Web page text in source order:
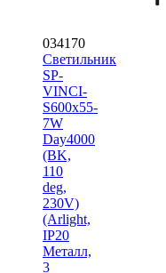
034170
Светильник
SP-
VINCI-
S600x55-
7W
Day4000
(BK,
110
deg,
230V)
(Arlight,
IP20
Металл,
3